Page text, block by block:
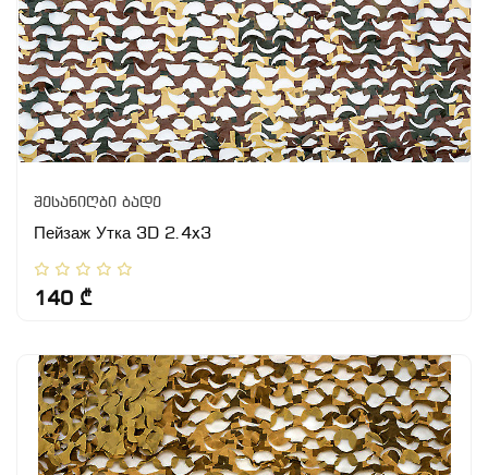
შესანიღბი ბადე
Пейзаж Утка 3D 2.4x3
140 ₾